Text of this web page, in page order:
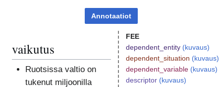
Annotaatiot
vaikutus
Ruotsissa valtio on
tukenut miljoonilla
FEE
dependent_entity (kuvaus)
dependent_situation (kuvaus)
dependent_variable (kuvaus)
descriptor (kuvaus)